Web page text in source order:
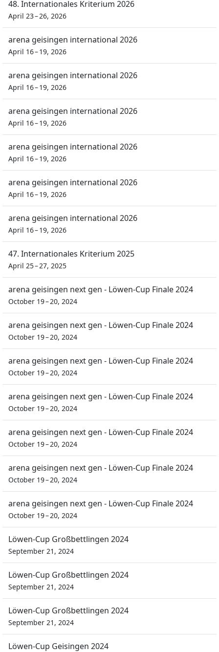
48. Internationales Kriterium 2026
April 23 – 26, 2026
arena geisingen international 2026
April 16 – 19, 2026
arena geisingen international 2026
April 16 – 19, 2026
arena geisingen international 2026
April 16 – 19, 2026
arena geisingen international 2026
April 16 – 19, 2026
arena geisingen international 2026
April 16 – 19, 2026
arena geisingen international 2026
April 16 – 19, 2026
47. Internationales Kriterium 2025
April 25 – 27, 2025
arena geisingen next gen - Löwen-Cup Finale 2024
October 19 – 20, 2024
arena geisingen next gen - Löwen-Cup Finale 2024
October 19 – 20, 2024
arena geisingen next gen - Löwen-Cup Finale 2024
October 19 – 20, 2024
arena geisingen next gen - Löwen-Cup Finale 2024
October 19 – 20, 2024
arena geisingen next gen - Löwen-Cup Finale 2024
October 19 – 20, 2024
arena geisingen next gen - Löwen-Cup Finale 2024
October 19 – 20, 2024
arena geisingen next gen - Löwen-Cup Finale 2024
October 19 – 20, 2024
Löwen-Cup Großbettlingen 2024
September 21, 2024
Löwen-Cup Großbettlingen 2024
September 21, 2024
Löwen-Cup Großbettlingen 2024
September 21, 2024
Löwen-Cup Geisingen 2024